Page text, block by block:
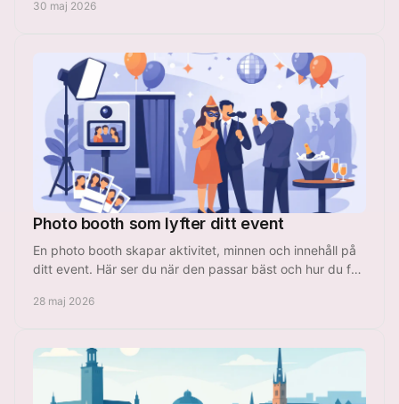
30 maj 2026
Photo booth som lyfter ditt event
En photo booth skapar aktivitet, minnen och innehåll på
ditt event. Här ser du när den passar bäst och hur du får
28 maj 2026